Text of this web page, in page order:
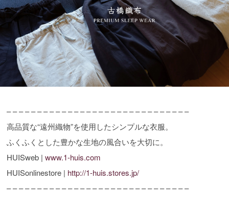
– – – – – – – – – – – – – – – – – – – – – – – – – – – – – –
高品質な“遠州織物”を使用したシンプルな衣服。
ふくふくとした豊かな生地の風合いを大切に。
HUISweb |www.1-huis.com
HUISonlinestore | http://1-huis.stores.jp/
– – – – – – – – – – – – – – – – – – – – – – – – – – – – – –